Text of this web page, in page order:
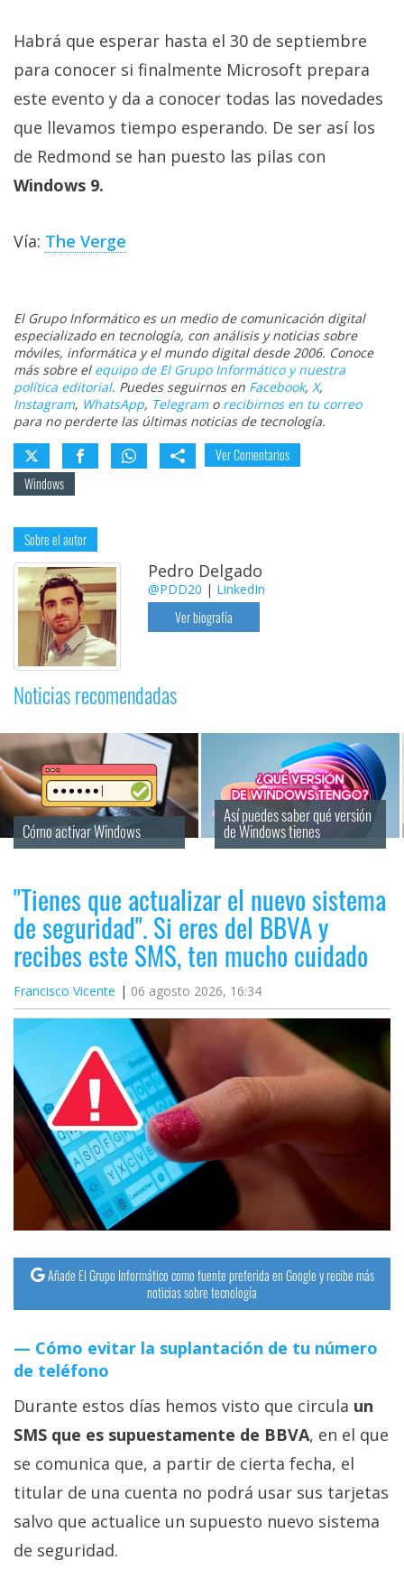
derechos
reservados.
Habrá que esperar hasta el 30 de septiembre
para conocer si finalmente Microsoft prepara
este evento y da a conocer todas las novedades
que llevamos tiempo esperando. De ser así los
de Redmond se han puesto las pilas con
Windows 9.
Vía: The Verge
El Grupo Informático es un medio de comunicación digital
especializado en tecnología, con análisis y noticias sobre
móviles, informática y el mundo digital desde 2006. Conoce
más sobre el equipo de El Grupo Informático y nuestra
política editorial. Puedes seguirnos en Facebook, X,
Instagram, WhatsApp, Telegramo recibirnos en tu correo
para no perderte las últimas noticias de tecnología.
Ver Comentarios
Windows
Sobre el autor
Pedro Delgado
@PDD20 | LinkedIn
Ver biografía
Noticias recomendadas
Cómo activar Windows
Así puedes saber qué versión
de Windows tienes
"Tienes que actualizar el nuevo sistema
de seguridad". Si eres del BBVA y
recibes este SMS, ten mucho cuidado
Francisco Vicente 06 agosto 2026, 16:34
Añade El Grupo Informático como fuente preferida en Google y recibe más
noticias sobre tecnología
Cómo evitar la suplantación de tu número
de teléfono
Durante estos días hemos visto que circula un
SMS que es supuestamente de BBVA, en el que
se comunica que, a partir de cierta fecha, el
titular de una cuenta no podrá usar sus tarjetas
salvo que actualice un supuesto nuevo sistema
de seguridad.